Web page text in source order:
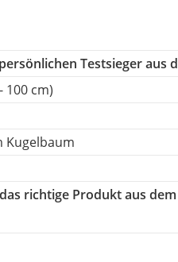
Testsieger aus
100 cm)
Kugelbaum
richtige Produkt aus